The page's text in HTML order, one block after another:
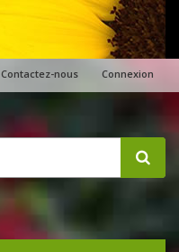
Connexion
Contactez-nous